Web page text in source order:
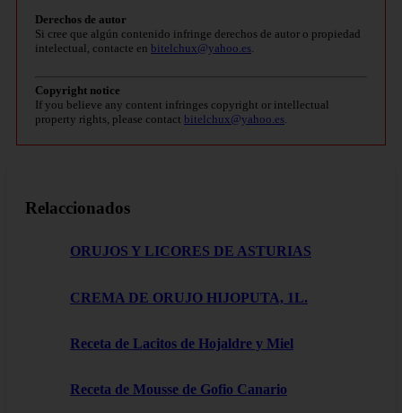
Derechos de autor
Si cree que algún contenido infringe derechos de autor o propiedad
intelectual, contacte en bitelchux@yahoo.es.
Copyright notice
If you believe any content infringes copyright or intellectual
property rights, please contact bitelchux@yahoo.es.
Relaccionados
ORUJOS Y LICORES DE ASTURIAS
CREMA DE ORUJO HIJOPUTA, 1L.
Receta de Lacitos de Hojaldre y Miel
Receta de Mousse de Gofio Canario